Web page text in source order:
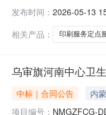
发布时间： 2026-05-13
相关产品：
印刷服务定点
乌审旗河南中心卫
中标｜合同公告 内
项目编号： NMGZFCG-